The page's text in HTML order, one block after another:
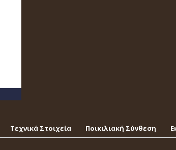
Τεχνικά Στοιχεία Ποικιλιακή Σύνθεση